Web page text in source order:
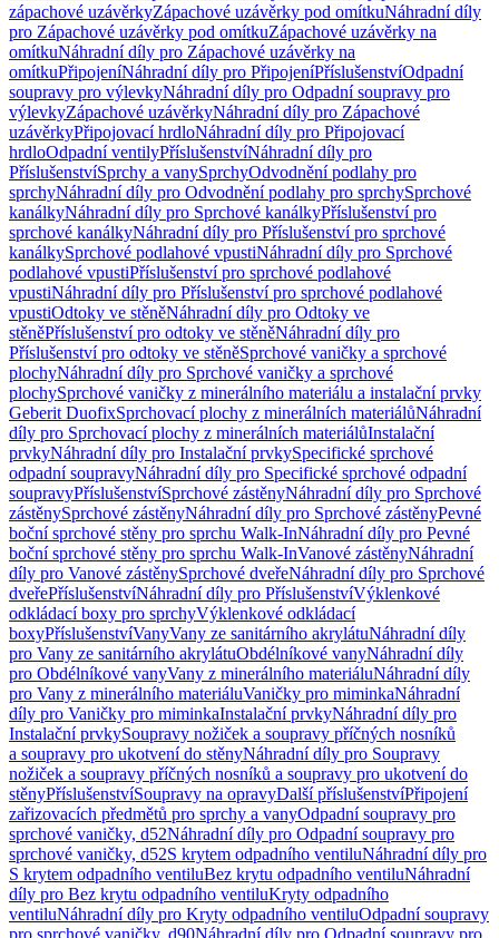
zápachové uzávěrkyZápachové uzávěrky pod omítkuNáhradní díly
pro Zápachové uzávěrky pod omítkuZápachové uzávěrky na
omítkuNáhradní díly pro Zápachové uzávěrky na
omítkuPřipojeníNáhradní díly pro PřipojeníPříslušenstvíOdpadní
soupravy pro výlevkyNáhradní díly pro Odpadní soupravy pro
výlevkyZápachové uzávěrkyNáhradní díly pro Zápachové
uzávěrkyPřipojovací hrdloNáhradní díly pro Připojovací
hrdloOdpadní ventilyPříslušenstvíNáhradní díly pro
PříslušenstvíSprchy a vanySprchyOdvodnění podlahy pro
sprchyNáhradní díly pro Odvodnění podlahy pro sprchySprchové
kanálkyNáhradní díly pro Sprchové kanálkyPříslušenství pro
sprchové kanálkyNáhradní díly pro Příslušenství pro sprchové
kanálkySprchové podlahové vpustiNáhradní díly pro Sprchové
podlahové vpustiPříslušenství pro sprchové podlahové
vpustiNáhradní díly pro Příslušenství pro sprchové podlahové
vpustiOdtoky ve stěněNáhradní díly pro Odtoky ve
stěněPříslušenství pro odtoky ve stěněNáhradní díly pro
Příslušenství pro odtoky ve stěněSprchové vaničky a sprchové
plochyNáhradní díly pro Sprchové vaničky a sprchové
plochySprchové vaničky z minerálního materiálu a instalační prvky
Geberit DuofixSprchovací plochy z minerálních materiálůNáhradní
díly pro Sprchovací plochy z minerálních materiálůInstalační
prvkyNáhradní díly pro Instalační prvkySpecifické sprchové
odpadní soupravyNáhradní díly pro Specifické sprchové odpadní
soupravyPříslušenstvíSprchové zástěnyNáhradní díly pro Sprchové
zástěnySprchové zástěnyNáhradní díly pro Sprchové zástěnyPevné
boční sprchové stěny pro sprchu Walk-InNáhradní díly pro Pevné
boční sprchové stěny pro sprchu Walk-InVanové zástěnyNáhradní
díly pro Vanové zástěnySprchové dveřeNáhradní díly pro Sprchové
dveřePříslušenstvíNáhradní díly pro PříslušenstvíVýklenkové
odkládací boxy pro sprchyVýklenkové odkládací
boxyPříslušenstvíVanyVany ze sanitárního akrylátuNáhradní díly
pro Vany ze sanitárního akrylátuObdélníkové vanyNáhradní díly
pro Obdélníkové vanyVany z minerálního materiáluNáhradní díly
pro Vany z minerálního materiáluVaničky pro miminkaNáhradní
díly pro Vaničky pro miminkaInstalační prvkyNáhradní díly pro
Instalační prvkySoupravy nožiček a soupravy příčných nosníků
a soupravy pro ukotvení do stěnyNáhradní díly pro Soupravy
nožiček a soupravy příčných nosníků a soupravy pro ukotvení do
stěnyPříslušenstvíSoupravy na opravyDalší příslušenstvíPřipojení
zařizovacích předmětů pro sprchy a vanyOdpadní soupravy pro
sprchové vaničky, d52Náhradní díly pro Odpadní soupravy pro
sprchové vaničky, d52S krytem odpadního ventiluNáhradní díly pro
S krytem odpadního ventiluBez krytu odpadního ventiluNáhradní
díly pro Bez krytu odpadního ventiluKryty odpadního
ventiluNáhradní díly pro Kryty odpadního ventiluOdpadní soupravy
pro sprchové vaničky, d90Náhradní díly pro Odpadní soupravy pro